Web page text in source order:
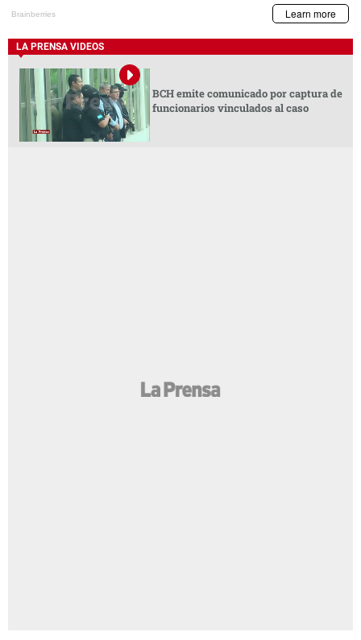
LA PRENSA VIDEOS
BCH emite comunicado por captura de
funcionarios vinculados al caso